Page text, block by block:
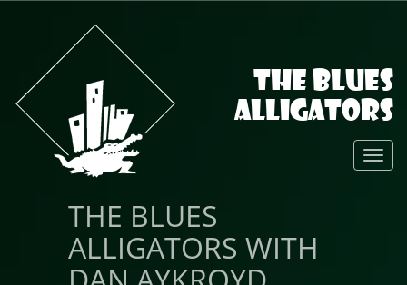
The Blues
Alligators
Toggle
THE BLUES
ALLIGATORS WITH